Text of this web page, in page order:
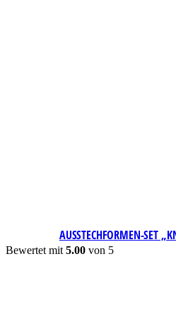
AUSSTECHFORMEN-SET
Bewertet mit 5.00 von 5